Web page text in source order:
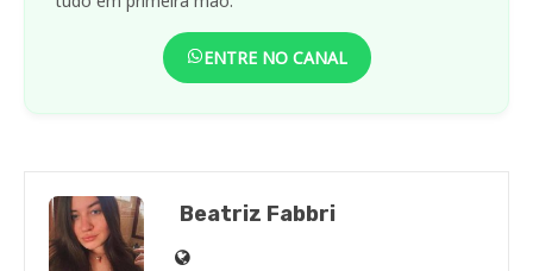
ENTRE NO CANAL
Beatriz Fabbri
Site